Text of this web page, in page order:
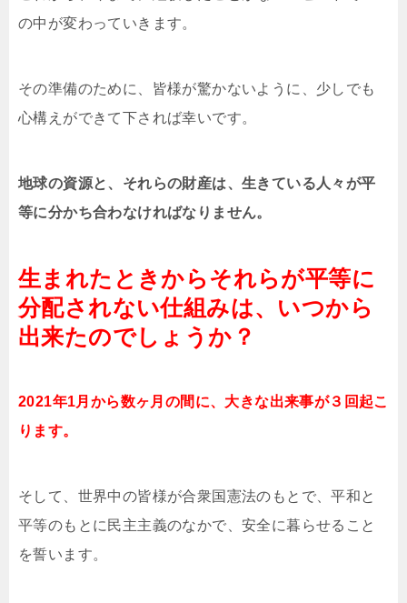
の中が変わっていきます。
その準備のために、皆様が驚かないように、少しでも
心構えができて下されば幸いです。
地球の資源と、それらの財産は、生きている人々が平
等に分かち合わなければなりません。
生まれたときからそれらが平等に
分配されない仕組みは、いつから
出来たのでしょうか？
2021年1月から数ヶ月の間に、大きな出来事が３回起こ
ります。
そして、世界中の皆様が合衆国憲法のもとで、平和と
平等のもとに民主主義のなかで、安全に暮らせること
を誓います。